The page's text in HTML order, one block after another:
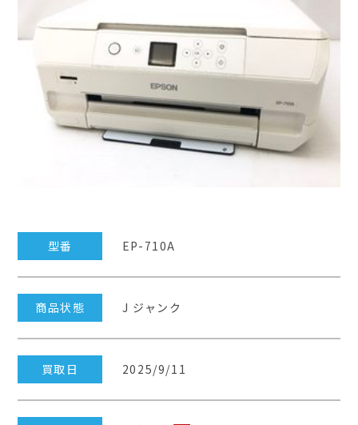
型番 EP-710A
商品状態 J ジャンク
買取日 2025/9/11